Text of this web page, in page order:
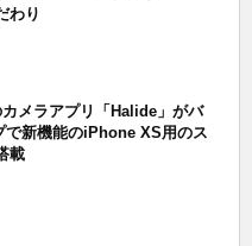
わり
カメラアプリ「Halide」がバ
で新機能のiPhone XS用のス
載